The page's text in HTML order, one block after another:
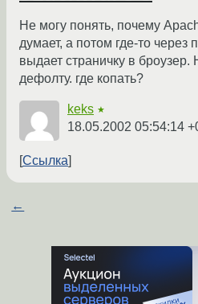
Не могу понять, почему
думает, а потом где-то через
выдает страничку в броузер.
дефолту. где копать?
keks ★
18.05.2002 05:54:14
Ссылка
←